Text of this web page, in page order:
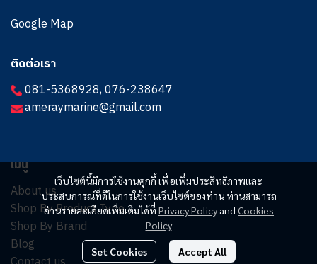
เว็บไซต์นี้มีการใช้งานคุกกี้ เพื่อเพิ่มประสิทธิภาพและ
ประสบการณ์ที่ดีในการใช้งานเว็บไซต์ของท่าน ท่านสามารถ
อ่านรายละเอียดเพิ่มเติมได้ที่ Privacy Policyand Cookies
Policy
Set Cookies Accept All
Google Map
ติดต่อเรา
081-5368928,076-238647
ameraymarine@gmail.com
เมนู
About us
Shop By Product Type
Shop By Brand
Blog